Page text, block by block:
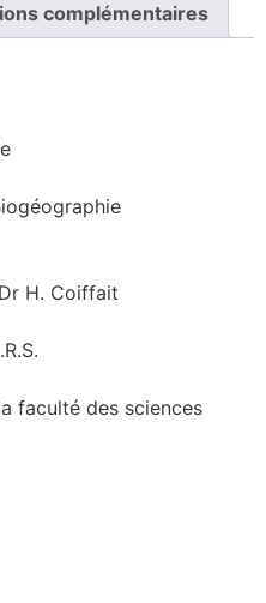
complémentaires
H. Coiffait
faculté des sciences